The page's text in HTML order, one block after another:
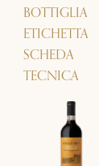
BOTTIGLIA
ETICHETTA
SCHEDA
TECNICA